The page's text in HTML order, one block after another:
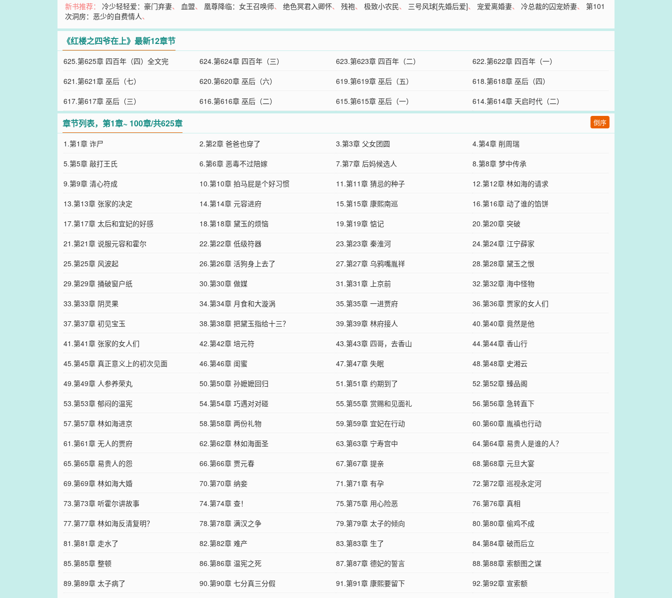
新书推荐： 冷少轻轻爱：豪门弃妻、 血盟、 凰尊降临：女王召唤师、绝色冥君入卿怀、残袍、极致小农民、 三号风球[先婚后爱]、 宠爱离婚妻、 冷总裁的囚宠娇妻、第101
次洞房：恶少的自费情人、
《红楼之四爷在上》最新12章节
625.第625章 四百年（四）全文完 624.第624章 四百年（三） 623.第623章 四百年（二）
622.第622章 四百年（一）
621.第621章 巫后（七）
620.第620章 巫后（六） 619.第619章 巫后（五）
618.第618章 巫后（四）
617.第617章 巫后（三）
616.第616章 巫后（二） 615.第615章 巫后（一） 614.第614章 天启时代（二）
章节列表，第1章~ 100章/共625章 倒序
1.第1章 诈尸 2.第2章 爸爸也穿了 3.第3章 父女团圆
4.第4章 削周瑞
5.第5章 敲打王氏
6.第6章 恶毒不过陪嫁 7.第7章 后妈候选人
8.第8章 梦中传承
9.第9章 清心符成
10.第10章 拍马屁是个好习惯 11.第11章 猜忌的种子
12.第12章 林如海的请求
13.第13章 张家的决定
14.第14章 元容进府 15.第15章 康熙南巡
16.第16章 动了谁的馅饼
17.第17章 太后和宜妃的好感
18.第18章 黛玉的烦恼 19.第19章 惦记
20.第20章 突破
21.第21章 说服元容和霍尔
22.第22章 低级符器 23.第23章 秦淮河
24.第24章 江宁薛家
25.第25章 风波起
26.第26章 活狗身上去了 27.第27章 乌鸦嘴胤祥
28.第28章 黛玉之恨
29.第29章 捅破窗户纸
30.第30章 做媒 31.第31章 上京前
32.第32章 海中怪物
33.第33章 阴灵果
34.第34章 月食和大漩涡 35.第35章 一进贾府
36.第36章 贾家的女人们
37.第37章 初见宝玉
38.第38章 把黛玉指给十三？ 39.第39章 林府接人
40.第40章 竟然是他
41.第41章 张家的女人们
42.第42章 培元符 43.第43章 四哥，去香山
44.第44章 香山行
45.第45章 真正意义上的初次见面
46.第46章 闺蜜 47.第47章 失眠
48.第48章 史湘云
49.第49章 人参养荣丸
50.第50章 孙嬷嬷回归 51.第51章 约期到了
52.第52章 臻品阁
53.第53章 郁闷的温宪
54.第54章 巧遇对对碰 55.第55章 赏赐和见面礼
56.第56章 急转直下
57.第57章 林如海进京
58.第58章 两份礼物 59.第59章 宜妃在行动
60.第60章 胤禛也行动
61.第61章 无人的贾府
62.第62章 林如海面圣 63.第63章 宁寿宫中
64.第64章 易贵人是谁的人？
65.第65章 易贵人的怨
66.第66章 贾元春 67.第67章 提亲
68.第68章 元旦大宴
69.第69章 林如海大婚
70.第70章 纳妾 71.第71章 有孕
72.第72章 巡视永定河
73.第73章 听霍尔讲故事
74.第74章 查！ 75.第75章 用心险恶
76.第76章 真相
77.第77章 林如海反清复明？
78.第78章 满汉之争 79.第79章 太子的倾向
80.第80章 偷鸡不成
81.第81章 走水了
82.第82章 难产 83.第83章 生了
84.第84章 破而后立
85.第85章 整顿
86.第86章 温宪之死 87.第87章 德妃的誓言
88.第88章 索额图之谋
89.第89章 太子病了
90.第90章 七分真三分假 91.第91章 康熙要留下
92.第92章 宣索额